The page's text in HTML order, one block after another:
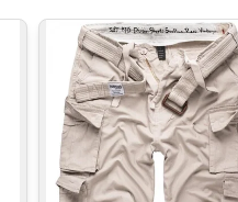
stilren och elegant version
shorts med stora fickor på
shorts som slutar vid
för löpning och